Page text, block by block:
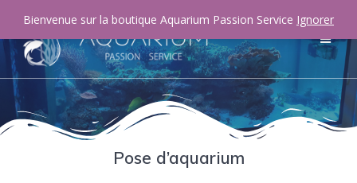
Pose d’aquarium
Bienvenue sur la boutique Aquarium Passion Service Ignorer